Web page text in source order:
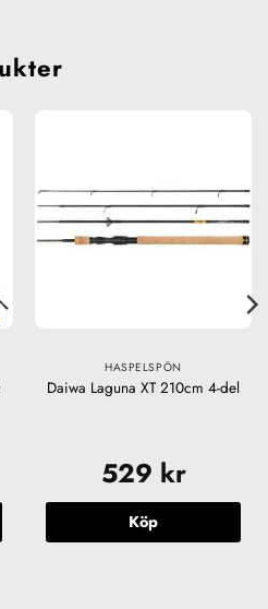
HASPELSPÖN
Daiwa Laguna XT 210cm 4-del
529 kr
Köp